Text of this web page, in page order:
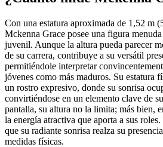
Con una estatura aproximada de 1,52 m
Mckenna Grace posee una figura
juvenil. Aunque la altura pueda parecer
de su carrera, contribuye a su versátil
permitiéndole interpretar
jóvenes como más maduros. Su estatura
un rostro expresivo, donde su sonrisa
convirtiéndose en un elemento clave de
pantalla, su altura no la limita; más bien,
la energía atractiva que aporta a sus
que su radiante sonrisa realza su
medidas físicas.